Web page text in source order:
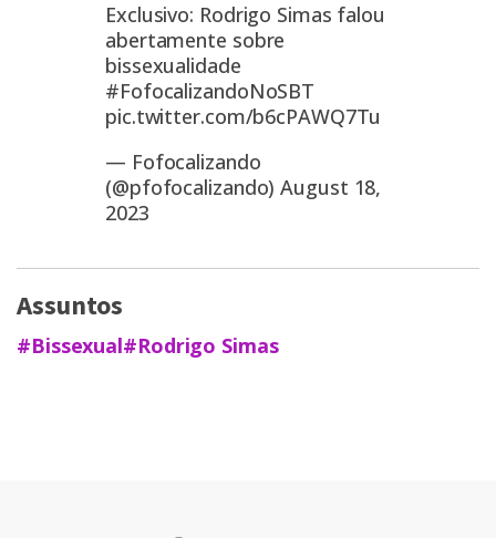
Exclusivo: Rodrigo Simas falou
abertamente sobre
bissexualidade
#FofocalizandoNoSBT
pic.twitter.com/b6cPAWQ7Tu
— Fofocalizando
(@pfofocalizando)August 18,
2023
Assuntos
#Bissexual#Rodrigo Simas